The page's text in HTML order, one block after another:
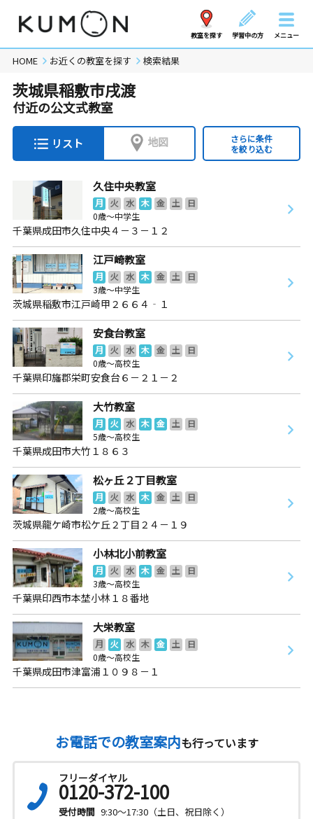
教室を探す 学習中の方 メニュー
HOME お近くの教室を探す 検索結果
茨城県稲敷市戌渡
付近の公文式教室
リスト 地図
さらに条件
を絞り込む
久住中央教室
月 火 水 木 金 土
日
0歳～中学生
千葉県成田市久住中央４－３－１２
江戸崎教室
月 火 水 木 金 土
日
3歳～中学生
茨城県稲敷市江戸崎甲２６６４‐１
安食台教室
月 火 水 木 金 土
日
0歳～高校生
千葉県印旛郡栄町安食台６－２１－２
大竹教室
月 火 水 木 金 土
日
5歳～高校生
千葉県成田市大竹１８６３
松ヶ丘２丁目教室
月 火 水 木 金 土
日
2歳～高校生
茨城県龍ケ崎市松ケ丘２丁目２４－１９
小林北小前教室
月 火 水 木 金 土
日
3歳～高校生
千葉県印西市本埜小林１８番地
大栄教室
月 火 水 木 金 土
日
0歳～高校生
千葉県成田市津富浦１０９８－１
お電話での教室案内も行っています
フリーダイヤル
0120-372-100
受付時間 9:30～17:30（土日、祝日除く）